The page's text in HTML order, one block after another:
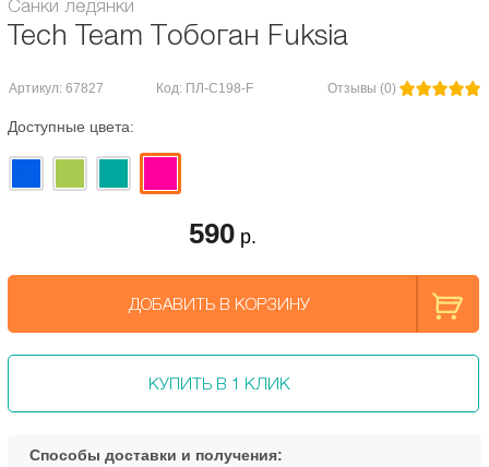
Санки ледянки
Tech Team Тобоган Fuksia
Артикул: 67827 Код: ПЛ-С198-F Отзывы (0)
Доступные цвета:
590 р.
ДОБАВИТЬ В КОРЗИНУ
КУПИТЬ В 1 КЛИК
Способы доставки и получения: